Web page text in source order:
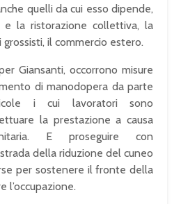
quelli da cui esso dipende,
e la ristorazione collettiva, la
il commercio estero.
Giansanti, occorrono misure
di manodopera da parte
i cui lavoratori sono
la prestazione a causa
E proseguire con
della riduzione del cuneo
per sostenere il fronte della
l’occupazione.